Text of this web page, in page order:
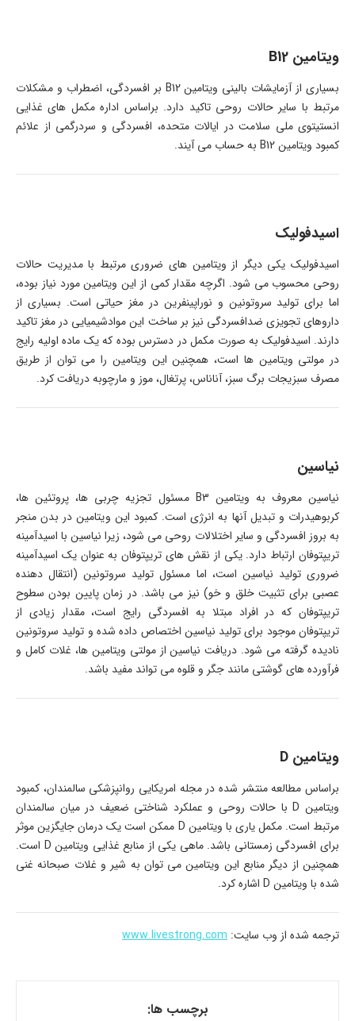
ویتامین B12
بسیاری از آزمایشات بالینی ویتامین B12 بر افسردگی، اضطراب و مشکلات
مرتبط با سایر حالات روحی تاکید دارد. براساس اداره مکمل های غذایی
انستیتوی ملی سلامت در ایالات متحده، افسردگی و سردرگمی از علائم
کمبود ویتامین B12 به حساب می آیند.
اسیدفولیک
اسیدفولیک یکی دیگر از ویتامین های ضروری مرتبط با مدیریت حالات
روحی محسوب می شود. اگرچه مقدار کمی از این ویتامین مورد نیاز بوده،
اما برای تولید سروتونین و نوراپینفرین در مغز حیاتی است. بسیاری از
داروهای تجویزی ضدافسردگی نیز بر ساخت این موادشیمیایی در مغز تاکید
دارند. اسیدفولیک به صورت مکمل در دسترس بوده که یک ماده اولیه رایج
در مولتی ویتامین ها است، همچنین این ویتامین را می توان از طریق
مصرف سبزیجات برگ سبز، آناناس، پرتغال، موز و مارچوبه دریافت کرد.
نیاسین
نیاسین معروف به ویتامین B3 مسئول تجزیه چربی ها، پروتئین ها،
کربوهیدرات و تبدیل آنها به انرژی است. کمبود این ویتامین در بدن منجر
به بروز افسردگی و سایر اختلالات روحی می شود، زیرا نیاسین با اسیدآمینه
تریپتوفان ارتباط دارد. یکی از نقش های تریپتوفان به عنوان یک اسیدآمینه
ضروری تولید نیاسین است، اما مسئول تولید سروتونین (انتقال دهنده
عصبی برای تثبیت خلق و خو) نیز می باشد. در زمان پایین بودن سطوح
تریپتوفان که در افراد مبتلا به افسردگی رایج است، مقدار زیادی از
تریپتوفان موجود برای تولید نیاسین اختصاص داده شده و تولید سروتونین
نادیده گرفته می شود. دریافت نیاسین از مولتی ویتامین ها، غلات کامل و
فرآورده های گوشتی مانند جگر و قلوه می تواند مفید باشد.
ویتامین D
براساس مطالعه منتشر شده در مجله امریکایی روانپزشکی سالمندان، کمبود
ویتامین D با حالات روحی و عملکرد شناختی ضعیف در میان سالمندان
مرتبط است. مکمل یاری با ویتامین D ممکن است یک درمان جایگزین موثر
برای افسردگی زمستانی باشد. ماهی یکی از منابع غذایی ویتامین D است.
همچنین از دیگر منابع این ویتامین می توان به شیر و غلات صبحانه غنی
شده با ویتامین D اشاره کرد.
ترجمه شده از وب سایت: www.livestrong.com
برچسب ها: